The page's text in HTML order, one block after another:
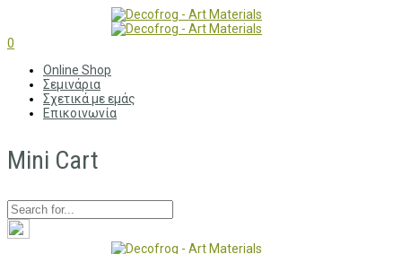
0
Online Shop
Σεμινάρια
Σχετικά με εμάς
Επικοινωνία
Mini Cart